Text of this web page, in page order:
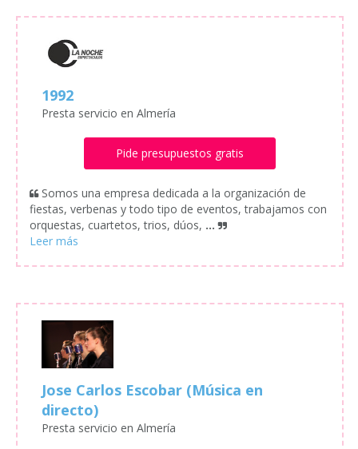
1992
Presta servicio en Almería
Pide presupuestos gratis
Somos una empresa dedicada a la organización de
fiestas, verbenas y todo tipo de eventos, trabajamos con
orquestas, cuartetos, trios, dúos, ...
Jose Carlos Escobar (Música en
directo)
Presta servicio en Almería